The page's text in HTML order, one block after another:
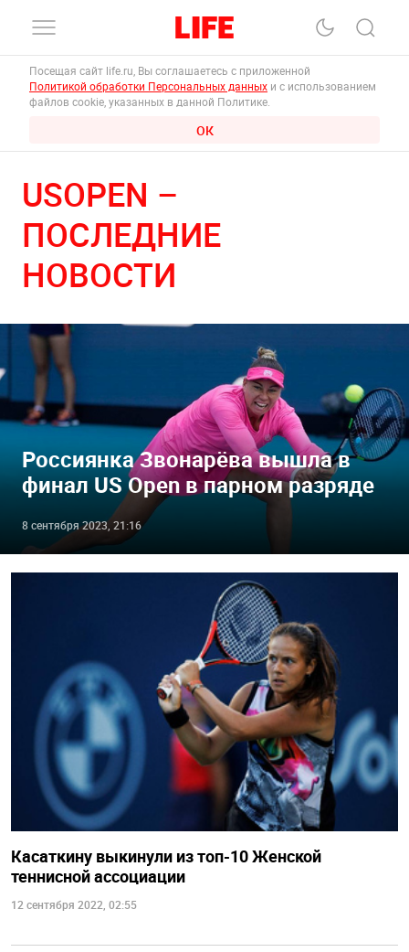
Посещая сайт life.ru, Вы соглашаетесь с приложенной
Политикой обработки Персональных данных и с использованием
файлов cookie, указанных в данной Политике.
ОК
USOPEN –
ПОСЛЕДНИЕ
НОВОСТИ
Россиянка Звонарёва вышла в
финал US Open в парном разряде
8 сентября 2023, 21:16
Касаткину выкинули из топ-10 Женской
теннисной ассоциации
12 сентября 2022, 02:55